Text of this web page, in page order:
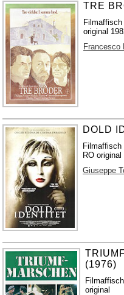
TRE
original
Francesco
DOLD
RO original
Giuseppe
(1976)
original